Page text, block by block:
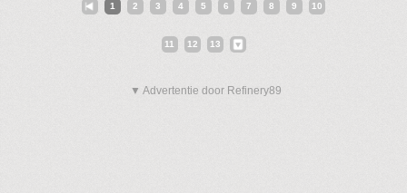
1 2 3 4 5 6 7 8 9 10
11 12 13
▼ Advertentie door Refinery89